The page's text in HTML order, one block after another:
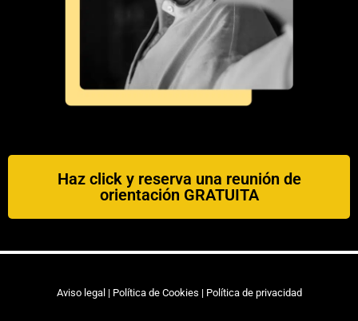
Haz click y reserva una reunión de
orientación GRATUITA
Aviso legal | Política de Cookies | Política de privacidad